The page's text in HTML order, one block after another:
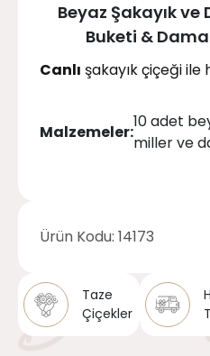
Beyaz Şakayık
Buketi &
Canlı şakayık çiçeği ile
Malzemeler:
10 adet
miller ve
Ürün Kodu: 14173
Taze
Çiçekler